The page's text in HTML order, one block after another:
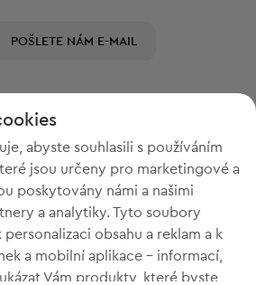
POŠLETE NÁM E-MAIL
PROSTOR VE
abyste souhlasili s používáním
jsou určeny pro marketingové a
poskytovány námi a našimi
a analytiky. Tyto soubory
obsahu a reklam a k
a mobilní aplikace - informací,
Vám produkty, které byste